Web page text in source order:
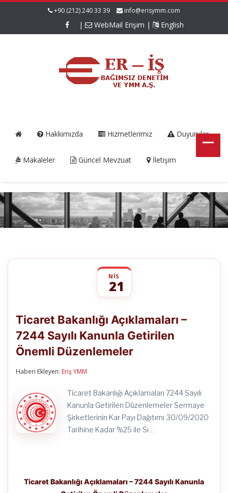
+90 (212) 240 33 39 info@erisymm.com
| WebMail Erişim | English
Hakkımızda Hizmetlerimiz Duyurular
Makaleler Güncel Mevzuat İletişim
NIS
21
Açıklamaları
–
7244
Kanunla
Ticaret Bakanlığı Açıklamaları –
7244 Sayılı Kanunla Getirilen
Önemli Düzenlemeler
Haberi Ekleyen: Eriş YMM
Ticaret Bakanlığı Açıklamaları 7244 Sayılı
Kanunla Getirilen Düzenlemeler Sermaye
Şirketlerinin Kar Payı Dağıtımı 30/09/2020
Tarihine Kadar %25 ile Sı…
Ticaret Bakanlığı Açıklamaları – 7244 Sayılı Kanunla